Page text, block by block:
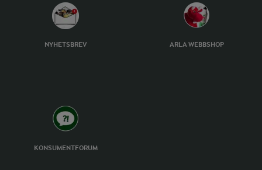
NYHETSBREV ARLA WEBBSHOP
KONSUMENTFORUM